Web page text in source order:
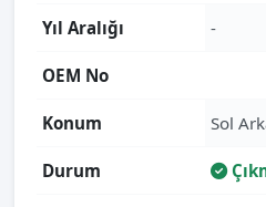
Yıl Aralığı -
OEM No
Konum Sol
Durum